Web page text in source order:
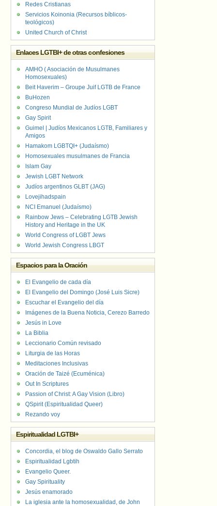
Redes Cristianas
Servicios Koinonia (Recursos bíblicos-
teológicos)
United Church of Christ
Enlaces LGTBI+ de otras confesiones
AMHO ( Asociación de Musulmanes
Homosexuales)
Beit Haverim – Groupe Juif LGTB de France
BuHozen
Congreso Mundial de Judíos LGBT
Gay Spirit
Guimel | Judíos Mexicanos LGTB, Familiares y
Amigos
Hamakom LGBTQI+ (Judaísmo)
Homosexuales musulmanes de Francia
Islam Gay
Jewish LGBT Network
Judíos argentinos GLBT (JAG)
Lovejihadspain
NCI Emanuel (Judaísmo)
Rainbow Jews – Celebrating LGTB Jewish
History and Heritage in the UK
World Congress of LGBT Jews
World Jewish Congress LBGT
Espacios para la Oración
El Evangelio de cada día
El Evangelio del Domingo (José Luis Sicre)
Escuchar el Evangelio del día
Imágenes de la Buena Noticia, Cerezo Barredo
Jesús in Love
La Biblia
Leccionario Común revisado
Liturgia de las Horas
Meditaciones Inclusivas
Oración de Taizé (Ecuménica)
Out In Scriptures
Passion of Christ: A Gay Vision (Libro)
QSpirit (Espiritualidad Queer)
Rezando voy
Espiritualidad LGTBI+
Concordia, el blog de Oswaldo Gallo Serrato
Espiritualidad Lgbtih
Evangelio Queer.
Gay Spirituality
Jesús enamorado
La iglesia ante la homosexualidad, de John